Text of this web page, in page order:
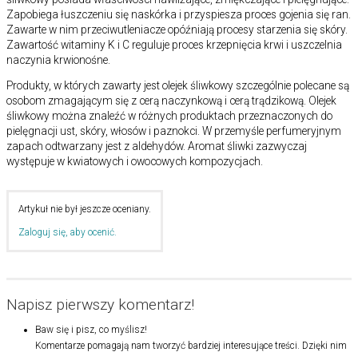
Zapobiega łuszczeniu się naskórka i przyspiesza proces gojenia się ran.
Zawarte w nim przeciwutleniacze opóźniają procesy starzenia się skóry.
Zawartość witaminy K i C reguluje proces krzepnięcia krwi i uszczelnia
naczynia krwionośne.
Produkty, w których zawarty jest olejek śliwkowy szczególnie polecane są
osobom zmagającym się z cerą naczynkową i cerą trądzikową. Olejek
śliwkowy można znaleźć w różnych produktach przeznaczonych do
pielęgnacji ust, skóry, włosów i paznokci. W przemyśle perfumeryjnym
zapach odtwarzany jest z aldehydów. Aromat śliwki zazwyczaj
występuje w kwiatowych i owocowych kompozycjach.
Artykuł nie był jeszcze oceniany.
Zaloguj się, aby ocenić.
Napisz pierwszy komentarz!
Baw się i pisz, co myślisz!
Komentarze pomagają nam tworzyć bardziej interesujące treści. Dzięki nim